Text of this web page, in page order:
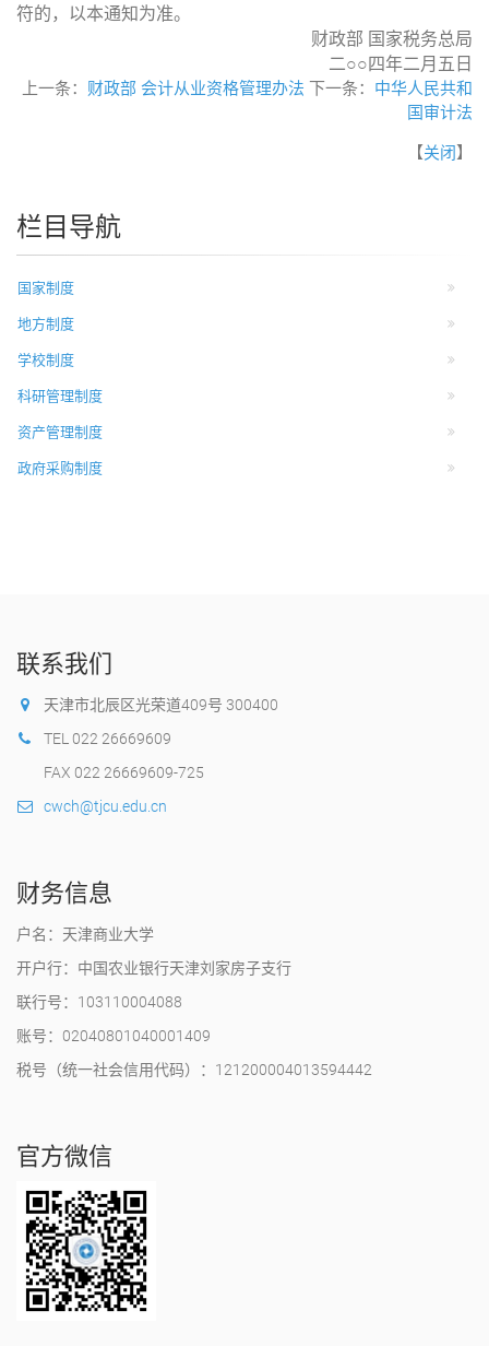
符的，以本通知为准。
财政部 国家税务总局
二○○四年二月五日
上一条： 财政部 会计从业资格管理办法 下一条： 中华人民共和
国审计法
【关闭】
栏目导航
国家制度
地方制度
学校制度
科研管理制度
资产管理制度
政府采购制度
联系我们
天津市北辰区光荣道409号 300400
TEL 022 26669609
FAX 022 26669609-725
cwch@tjcu.edu.cn
财务信息
户名：天津商业大学
开户行：中国农业银行天津刘家房子支行
联行号：103110004088
账号：02040801040001409
税号（统一社会信用代码）：121200004013594442
官方微信